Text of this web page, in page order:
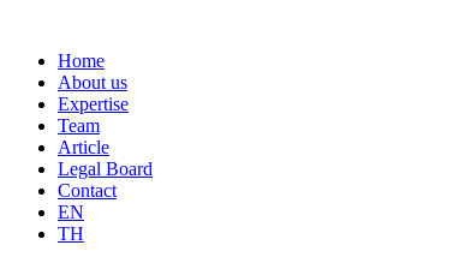
Home
About us
Expertise
Team
Article
Legal Board
Contact
EN
TH